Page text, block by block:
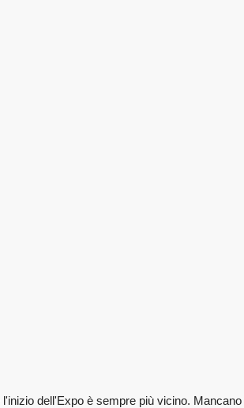
dell'Expo è sempre più vicino.